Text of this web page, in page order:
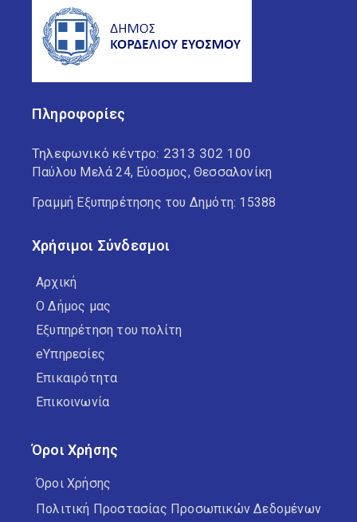
Πληροφορίες
Τηλεφωνικό κέντρο: 2313 302 100
Παύλου Μελά 24, Εύοσμος, Θεσσαλονίκη
Γραμμή Εξυπηρέτησης του Δημότη: 15388
Χρήσιμοι Σύνδεσμοι
Αρχική
Ο Δήμος μας
Εξυπηρέτηση του πολίτη
eΥπηρεσίες
Επικαιρότητα
Επικοινωνία
Όροι Χρήσης
Όροι Χρήσης
Πολιτική Προστασίας Προσωπικών Δεδομένων